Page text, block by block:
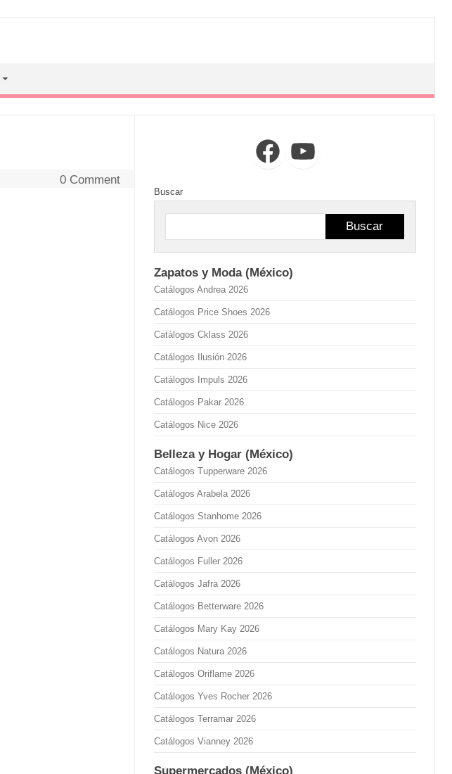
0 Comment
FacebookYouTube
Buscar
Buscar
Zapatos y Moda (México)
Catálogos Andrea 2026
Catálogos Price Shoes 2026
Catálogos Cklass 2026
Catálogos Ilusión 2026
Catálogos Impuls 2026
Catálogos Pakar 2026
Catálogos Nice 2026
Belleza y Hogar (México)
Catálogos Tupperware 2026
Catálogos Arabela 2026
Catálogos Stanhome 2026
Catálogos Avon 2026
Catálogos Fuller 2026
Catálogos Jafra 2026
Catálogos Betterware 2026
Catálogos Mary Kay 2026
Catálogos Natura 2026
Catálogos Oriflame 2026
Catálogos Yves Rocher 2026
Catálogos Terramar 2026
Catálogos Vianney 2026
Supermercados (México)